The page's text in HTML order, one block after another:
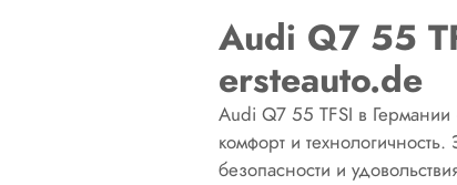
Audi Q7 55
ersteauto.de
Audi Q7 55 TFSI в
комфорт и
безопасности и